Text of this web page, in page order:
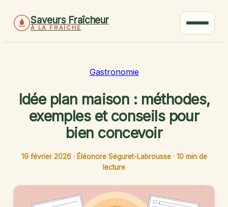
Saveurs Fraîcheur
À LA FRAÎCHE
Gastronomie
Idée plan maison : méthodes,
exemples et conseils pour
bien concevoir
19 février 2026 · Éléonore Séguret-Labrousse · 10 min de
lecture